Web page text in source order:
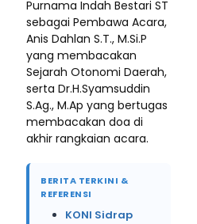
Purnama Indah Bestari ST
sebagai Pembawa Acara,
Anis Dahlan S.T., M.Si.P
yang membacakan
Sejarah Otonomi Daerah,
serta Dr.H.Syamsuddin
S.Ag., M.Ap yang bertugas
membacakan doa di
akhir rangkaian acara.
BERITA TERKINI &
REFERENSI
KONI Sidrap